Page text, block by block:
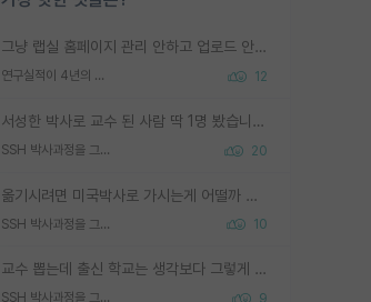
그냥 랩실 홈페이지 관리 안하고 업로드 안한거 아님?
연구실적이 4년의 공백이 있는거 어떻게 생각하냐 12
서성한 박사로 교수 된 사람 딱 1명 봤습니다. 근데 지방대 박사로 교수된 거는 기적이 일어나야되요. 서성한 학부부터여도 빡센게 교수임용일텐데 지방대박사로 무슨 교수가 되나요...... 중소기업/중견기업 팀장급/연구소장급이나 될거 같네요.
SSH 박사과정을 그만두고 지방대 박사로 옮기면 교수의 꿈은 끝일까요? 20
옮기시려면 미국박사로 가시는게 어떨까 싶네요. 교수가 꿈이면 미국박사 하고 미국교수 까지 같이 노리시는게 기회가 많지 않을까요?
SSH 박사과정을 그만두고 지방대 박사로 옮기면 교수의 꿈은 끝일까요? 10
교수 뽑는데 출신 학교는 생각보다 그렇게 안 봄. 앞으로는 더 안 보게 될거임. 박사는 어디서 진행해도 됨. 단, 제대로 쌓고 좋은 실적 만들 수 있다면. 그런데 지방대는 그럴 가능성이 지극히 낮음. 나만 열심히 잘 하면 된다? 인간은 주변 환경에 지배되는 나약한 존재임. 주변의 지방대 대학원생과 섞이고 지방 특유의 여유로움 또는 나쁘게 얘기해서 나태함에 젖어 살다보면 교수의 꿈 자체를 잊어버리게 될 가능성도 있음. 주변 환경이 70~80%임.
SSH 박사과정을 그만두고 지방대 박사로 옮기면 교수의 꿈은 끝일까요?